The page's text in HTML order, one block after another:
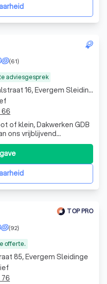
adviesgesprek
(61)
of klein, Dakwerken GDB
ons vrijblijvend
Ridderzaalstraat 16, Evergem Sleidinge
66
TOP PRO
offerte.
(92)
85, Evergem Sleidinge